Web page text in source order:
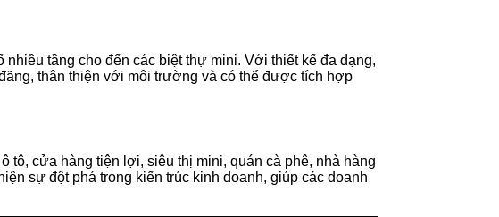
tầng cho đến các biệt thự mini. Với thiết kế đa dạng,
thân thiện với môi trường và có thể được tích hợp
tô, cửa hàng tiện lợi, siêu thị mini, quán cà phê, nhà hàng
sự đột phá trong kiến trúc kinh doanh, giúp các doanh